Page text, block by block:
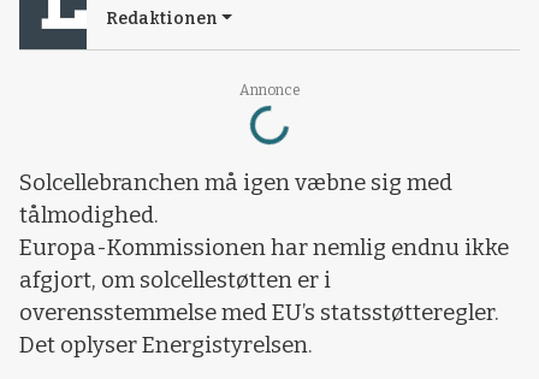
Annonce
Loading...
Redaktionen
Solcellebranchen må igen væbne sig med
tålmodighed.
Europa-Kommissionen har nemlig endnu ikke
afgjort, om solcellestøtten er i
overensstemmelse med EU’s statsstøtteregler.
Det oplyser Energistyrelsen.